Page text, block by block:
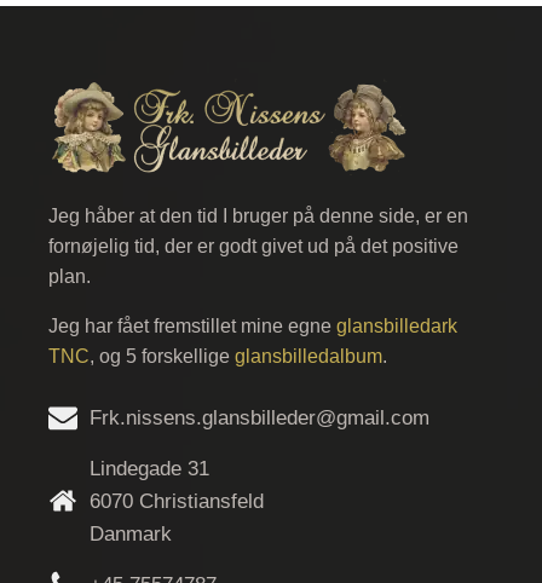
Jeg håber at den tid I bruger på denne side, er en
fornøjelig tid, der er godt givet ud på det positive
plan.
Jeg har fået fremstillet mine egne glansbilledark
TNC, og 5 forskellige glansbilledalbum.
Frk.nissens.glansbilleder@gmail.com
Lindegade 31
6070 Christiansfeld
Danmark